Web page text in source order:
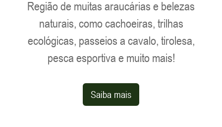
Mais de 50 opções de Lazer para você,
sua família e amigos
Região de muitas araucárias e belezas
naturais, como cachoeiras, trilhas
ecológicas, passeios a cavalo, tirolesa,
pesca esportiva e muito mais!